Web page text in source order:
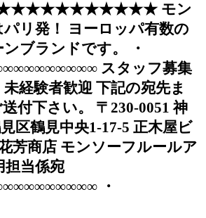
モン
リ発！ ヨーロッパ有数の
ブランドです。 ・
スタッフ募集
経験者歓迎 下記の宛先ま
付下さい。 〒230-0051 神
区鶴見中央1-17-5 正木屋ビ
芳商店 モンソーフルールア
担当係宛
・